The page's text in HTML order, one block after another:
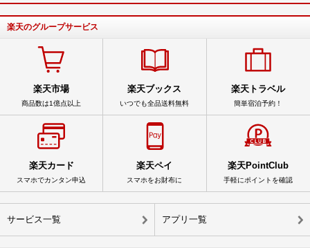
楽天のグループサービス
楽天市場
商品数は1億点以上
楽天ブックス
いつでも全品送料無料
楽天トラベル
簡単宿泊予約！
楽天カード
スマホでカンタン申込
楽天ペイ
スマホをお財布に
楽天PointClub
手軽にポイントを確認
サービス一覧 アプリ一覧